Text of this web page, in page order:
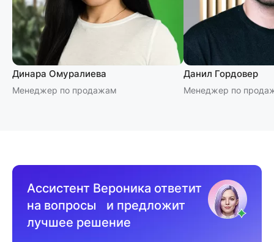
Динара Омуралиева
Менеджер по продажам
Данил Гордовер
Менеджер по
Ассистент Вероника ответит
на вопросы и предложит
лучшее решение